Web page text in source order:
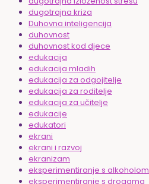
dugotrajna kriza
Duhovna inteligencija
duhovnost
duhovnost kod djece
edukacija
edukacija mladih
edukacija za odgojitelje
edukacija za roditelje
edukacija za učitelje
edukacije
edukatori
ekrani
ekrani i razvoj
ekranizam
eksperimentiranje s alkoholom
eksperimentiranje s drogama